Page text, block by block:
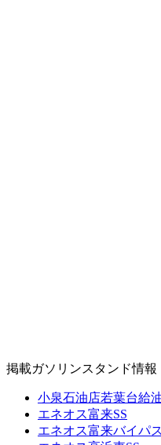
掲載ガソリンスタンド情報
小泉石油店若葉台給
エネオス富来SS
エネオス富来バイパ